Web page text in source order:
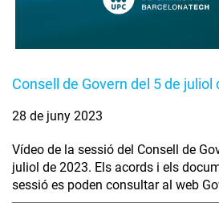
Consell de Govern del 5 de juliol
28 de juny 2023
Vídeo de la sessió del Consell de
juliol de 2023. Els acords i els
sessió es poden consultar al web